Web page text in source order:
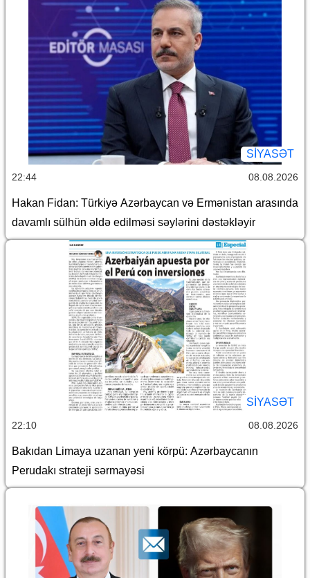
SİYASƏT
22:44 08.08.2026
Hakan Fidan: Türkiyə Azərbaycan və Ermənistan arasında
davamlı sülhün əldə edilməsi səylərini dəstəkləyir
SİYASƏT
22:10 08.08.2026
Bakıdan Limaya uzanan yeni körpü: Azərbaycanın
Perudakı strateji sərmayəsi